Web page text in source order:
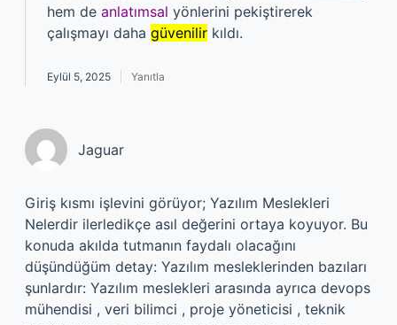
hem de anlatımsal yönlerini pekiştirerek
çalışmayı daha güvenilir kıldı.
Eylül 5, 2025 Yanıtla
Jaguar
Giriş kısmı işlevini görüyor; Yazılım Meslekleri
Nelerdir ilerledikçe asıl değerini ortaya koyuyor. Bu
konuda akılda tutmanın faydalı olacağını
düşündüğüm detay: Yazılım mesleklerinden bazıları
şunlardır: Yazılım meslekleri arasında ayrıca devops
mühendisi , veri bilimci , proje yöneticisi , teknik